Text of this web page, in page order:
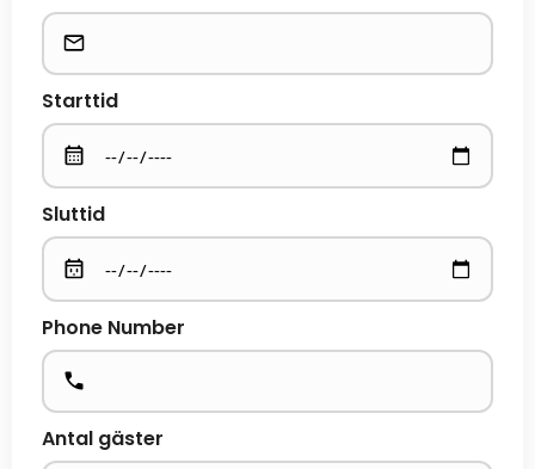
Starttid
Sluttid
Phone Number
Antal gäster